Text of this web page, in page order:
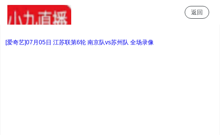
返回
[爱奇艺]07月05日 江苏联第6轮 南京队vs苏州队 全场录像